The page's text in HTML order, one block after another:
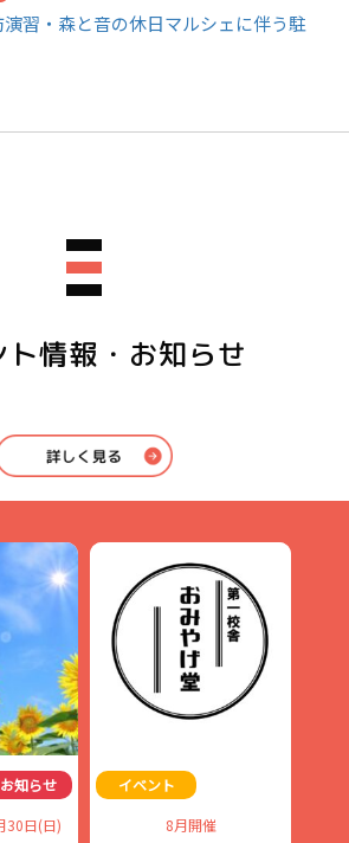
演習・森と音の休日マルシェに伴う駐
ト情報・お知らせ
お知らせ
30日(日)
イベント
8月開催